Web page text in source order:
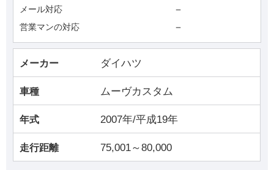
メール対応 －
営業マンの対応 －
メーカー ダイハツ
車種 ムーヴカスタム
年式 2007年/平成19年
走行距離 75,001～80,000